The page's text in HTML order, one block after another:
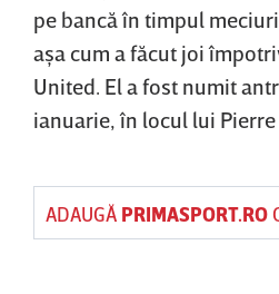
pe bancă în timpul
aşa cum a făcut joi
United. El a fost numit
ianuarie, în locul lui Pierre
ADAUGĂ PRIMASPORT.RO